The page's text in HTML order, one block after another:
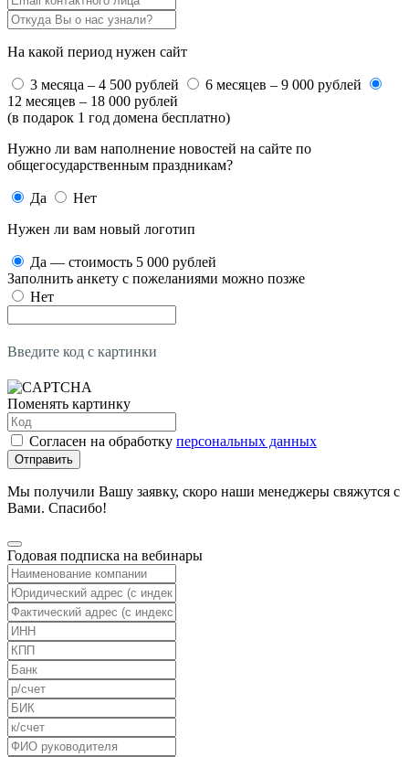
На какой период нужен сайт
3 месяца – 4 500 рублей
6 месяцев – 9 000 рублей
12 месяцев – 18 000 рублей
(в подарок 1 год домена бесплатно)
Нужно ли вам наполнение новостей на сайте по
общегосударственным праздникам?
Да
Нет
Нужен ли вам новый логотип
Да — стоимость 5 000 рублей
Заполнить анкету с пожеланиями можно позже
Нет
Введите код с картинки
Поменять картинку
Согласен на обработку персональных данных
Отправить
Мы получили Вашу заявку, скоро наши менеджеры свяжутся с
Вами. Спасибо!
Годовая подписка на вебинары